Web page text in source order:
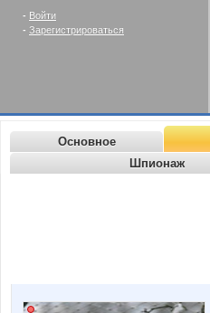
- Войти
- Зарегистрироваться
Основное
Шпионаж